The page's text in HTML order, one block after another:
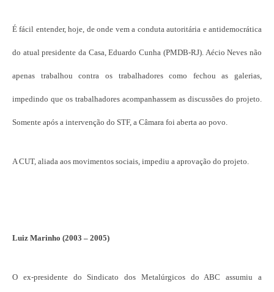
É fácil entender, hoje, de onde vem a conduta autoritária e antidemocrática
do atual presidente da Casa, Eduardo Cunha (PMDB-RJ). Aécio Neves não
apenas trabalhou contra os trabalhadores como fechou as galerias,
impedindo que os trabalhadores acompanhassem as discussões do projeto.
Somente após a intervenção do STF, a Câmara foi aberta ao povo.
A CUT, aliada aos movimentos sociais, impediu a aprovação do projeto.
Luiz Marinho (2003 – 2005)
O ex-presidente do Sindicato dos Metalúrgicos do ABC assumiu a